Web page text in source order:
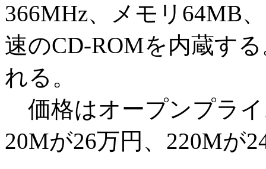
366MHz、メモリ64MB
速のCD-ROMを内蔵す
れる。
価格はオープンプラ
20Mが26万円、220Mが